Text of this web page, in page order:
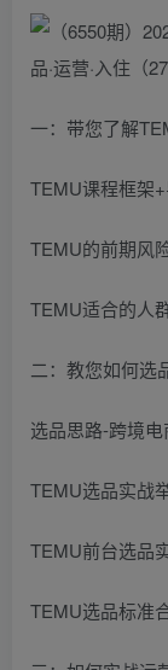
一：带您了解
TEMU课程框架
TEMU的前期风
TEMU适合的人
二：教您如何选
选品思路-跨境
TEMU选品实战
TEMU前台选品
TEMU选品标准